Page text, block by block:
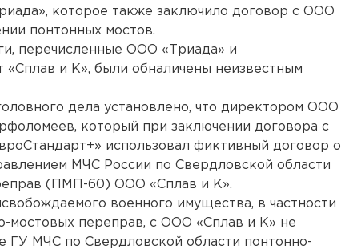
которое также заключило договор с ООО
понтонных мостов.
перечисленные ООО «Триада» и
«Сплав и К», были обналичены неизвестным
дела установлено, что директором ООО
который при заключении договора с
использовал фиктивный договор о
МЧС России по Свердловской области
(ПМП-60) ООО «Сплав и К».
военного имущества, в частности
мостовых переправ, с ООО «Сплав и К» не
ГУ МЧС по Свердловской области понтонно-